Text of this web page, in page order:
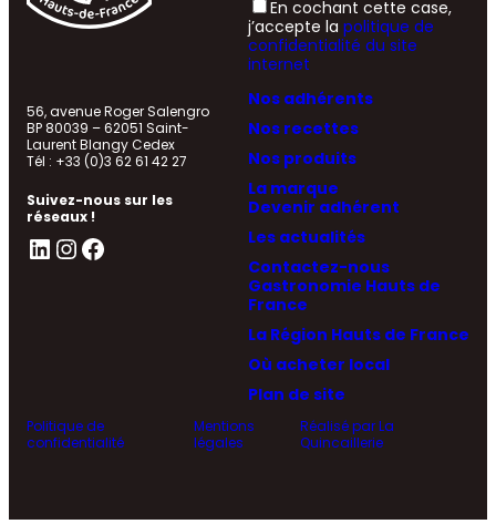
Nos adhérents
Nos recettes
Nos produits
La marque
Devenir adhérent
Les actualités
Contactez-nous
Gastronomie Hauts de
France
La Région Hauts de France
Où acheter local
Plan de site
56, avenue Roger Salengro
BP 80039 – 62051 Saint-
Laurent Blangy Cedex
Tél : +33 (0)3 62 61 42 27
Suivez-nous sur les
réseaux !
LinkedIn InstagramFacebook
En cochant cette case,
j’accepte la politique de
confidentialité du site
internet
Politique de
confidentialité
Mentions
légales
Réalisé par La
Quincaillerie